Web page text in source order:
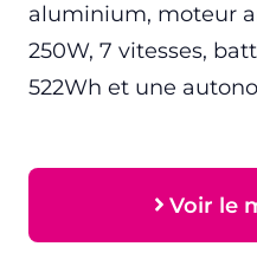
aluminium, moteur
250W, 7 vitesses,
522Wh et une
Voir le